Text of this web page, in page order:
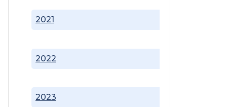
2021
2022
2023